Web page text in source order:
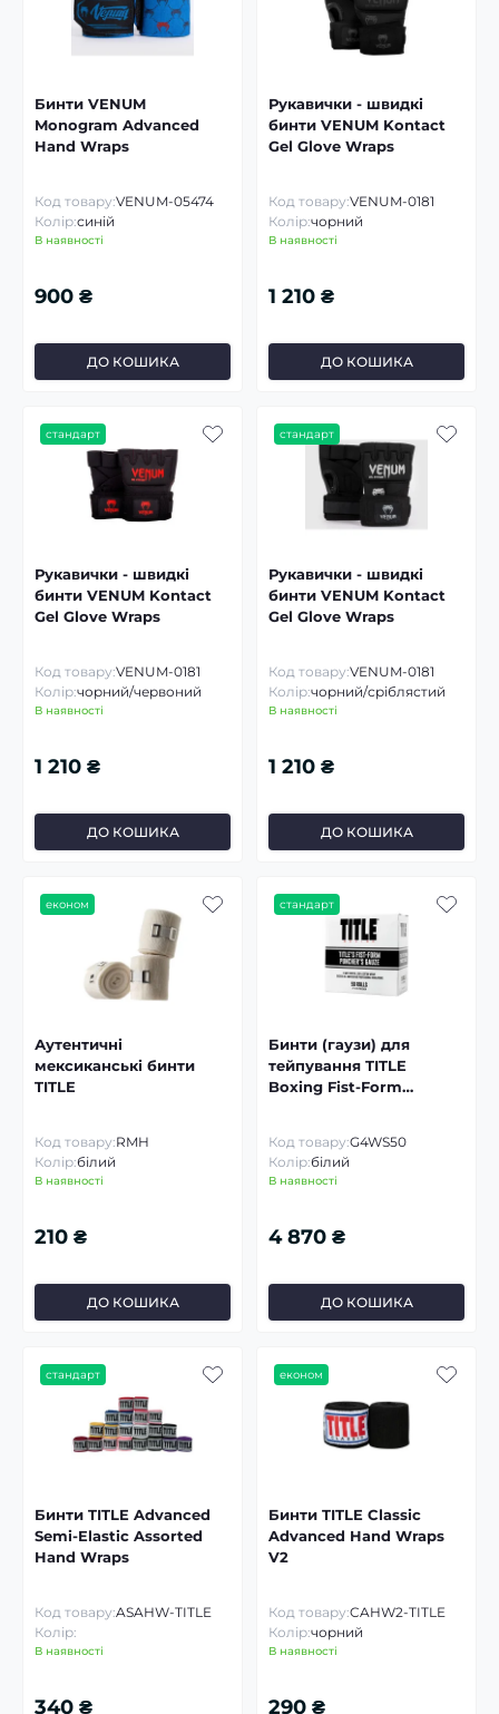
Бинти VENUM
Monogram Advanced
Hand Wraps
Код товару:VENUM-05474
Колір:синій
В наявності
900 ₴
ДО КОШИКА
Рукавички - швидкі
бинти VENUM Kontact
Gel Glove Wraps
Код товару:VENUM-0181
Колір:чорний
В наявності
1 210 ₴
ДО КОШИКА
стандарт
Рукавички - швидкі
бинти VENUM Kontact
Gel Glove Wraps
Код товару:VENUM-0181
Колір:чорний/червоний
В наявності
1 210 ₴
ДО КОШИКА
стандарт
Рукавички - швидкі
бинти VENUM Kontact
Gel Glove Wraps
Код товару:VENUM-0181
Колір:чорний/сріблястий
В наявності
1 210 ₴
ДО КОШИКА
економ
Аутентичні
мексиканські бинти
TITLE
Код товару:RMH
Колір:білий
В наявності
210 ₴
ДО КОШИКА
стандарт
Бинти (гаузи) для
тейпування TITLE
Boxing Fist-Form
Код товару:G4WS50
Колір:білий
В наявності
4 870 ₴
ДО КОШИКА
стандарт
Бинти TITLE Advanced
Semi-Elastic Assorted
Hand Wraps
Код товару:ASAHW-TITLE
Колір:
В наявності
340 ₴
економ
Бинти TITLE Classic
Advanced Hand Wraps
V2
Код товару:CAHW2-TITLE
Колір:чорний
В наявності
290 ₴